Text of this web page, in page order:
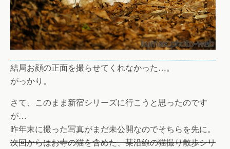
結局お顔の正面を撮らせてくれなかった…。
がっかり。
さて、このまま新宿シリーズに行こうと思ったのです
が…
昨年末に撮った写真がまだ未公開なのでそちらを先に。
次回からはお寺の猫を含めた、某沿線の猫撮り散歩シリ